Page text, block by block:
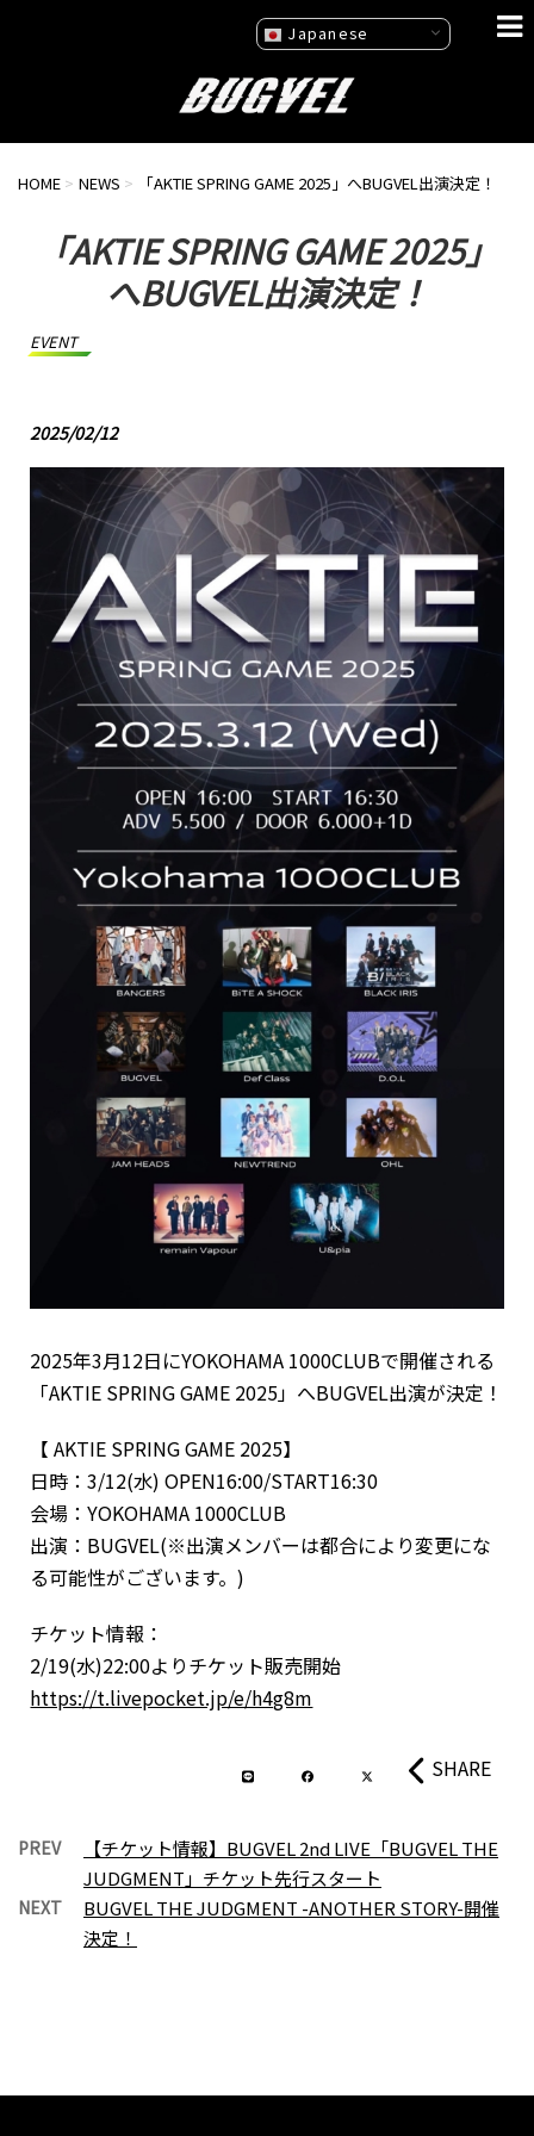
HOME > NEWS > 「AKTIE SPRING GAME 2025」へBUGVEL出演決定！
「AKTIE SPRING GAME 2025」
へBUGVEL出演決定！
EVENT
2025/02/12
2025年3月12日にYOKOHAMA 1000CLUBで開催される
「AKTIE SPRING GAME 2025」へBUGVEL出演が決定！
【 AKTIE SPRING GAME 2025】
日時：3/12(水) OPEN16:00/START16:30
会場：YOKOHAMA 1000CLUB
出演：BUGVEL(※出演メンバーは都合により変更にな
る可能性がございます。)
チケット情報：
2/19(水)22:00よりチケット販売開始
https://t.livepocket.jp/e/h4g8m
SHARE
PREV
【チケット情報】BUGVEL 2nd LIVE「BUGVEL THE
JUDGMENT」チケット先行スタート
NEXT
BUGVEL THE JUDGMENT -ANOTHER STORY-開催
決定！
Japanese